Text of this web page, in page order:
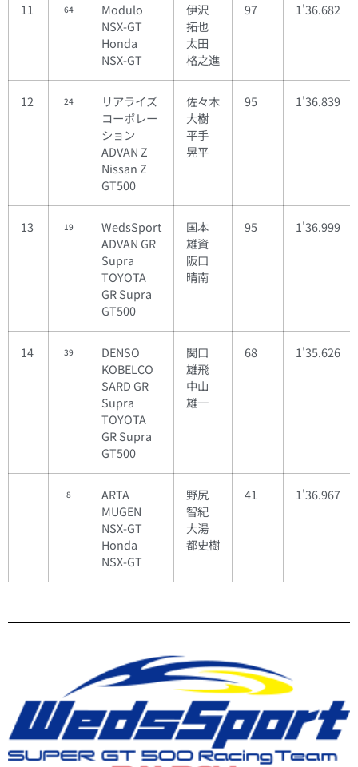
11 64
Modulo
NSX-GT
Honda
NSX-GT
伊沢
拓也
太田
格之進
97 1'36.682
12 24
リアライズ
コーポレー
ション
ADVAN Z
Nissan Z
GT500
佐々木
大樹
平手
晃平
95 1'36.839
13 19
WedsSport
ADVAN GR
Supra
TOYOTA
GR Supra
GT500
国本
雄資
阪口
晴南
95 1'36.999
14 39
DENSO
KOBELCO
SARD GR
Supra
TOYOTA
GR Supra
GT500
関口
雄飛
中山
雄一
68 1'35.626
8
ARTA
MUGEN
NSX-GT
Honda
NSX-GT
野尻
智紀
大湯
都史樹
41 1'36.967